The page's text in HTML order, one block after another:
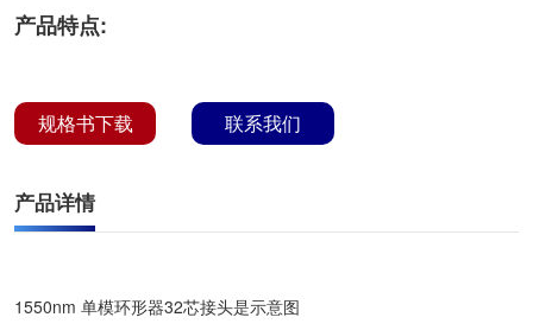
产品特点:
规格书下载 联系我们
产品详情
1550nm 单模环形器32芯接头是示意图